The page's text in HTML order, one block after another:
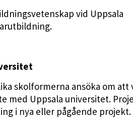
vid Uppsala
skolformerna ansöka om att
med Uppsala universitet.
i nya eller pågående projekt.